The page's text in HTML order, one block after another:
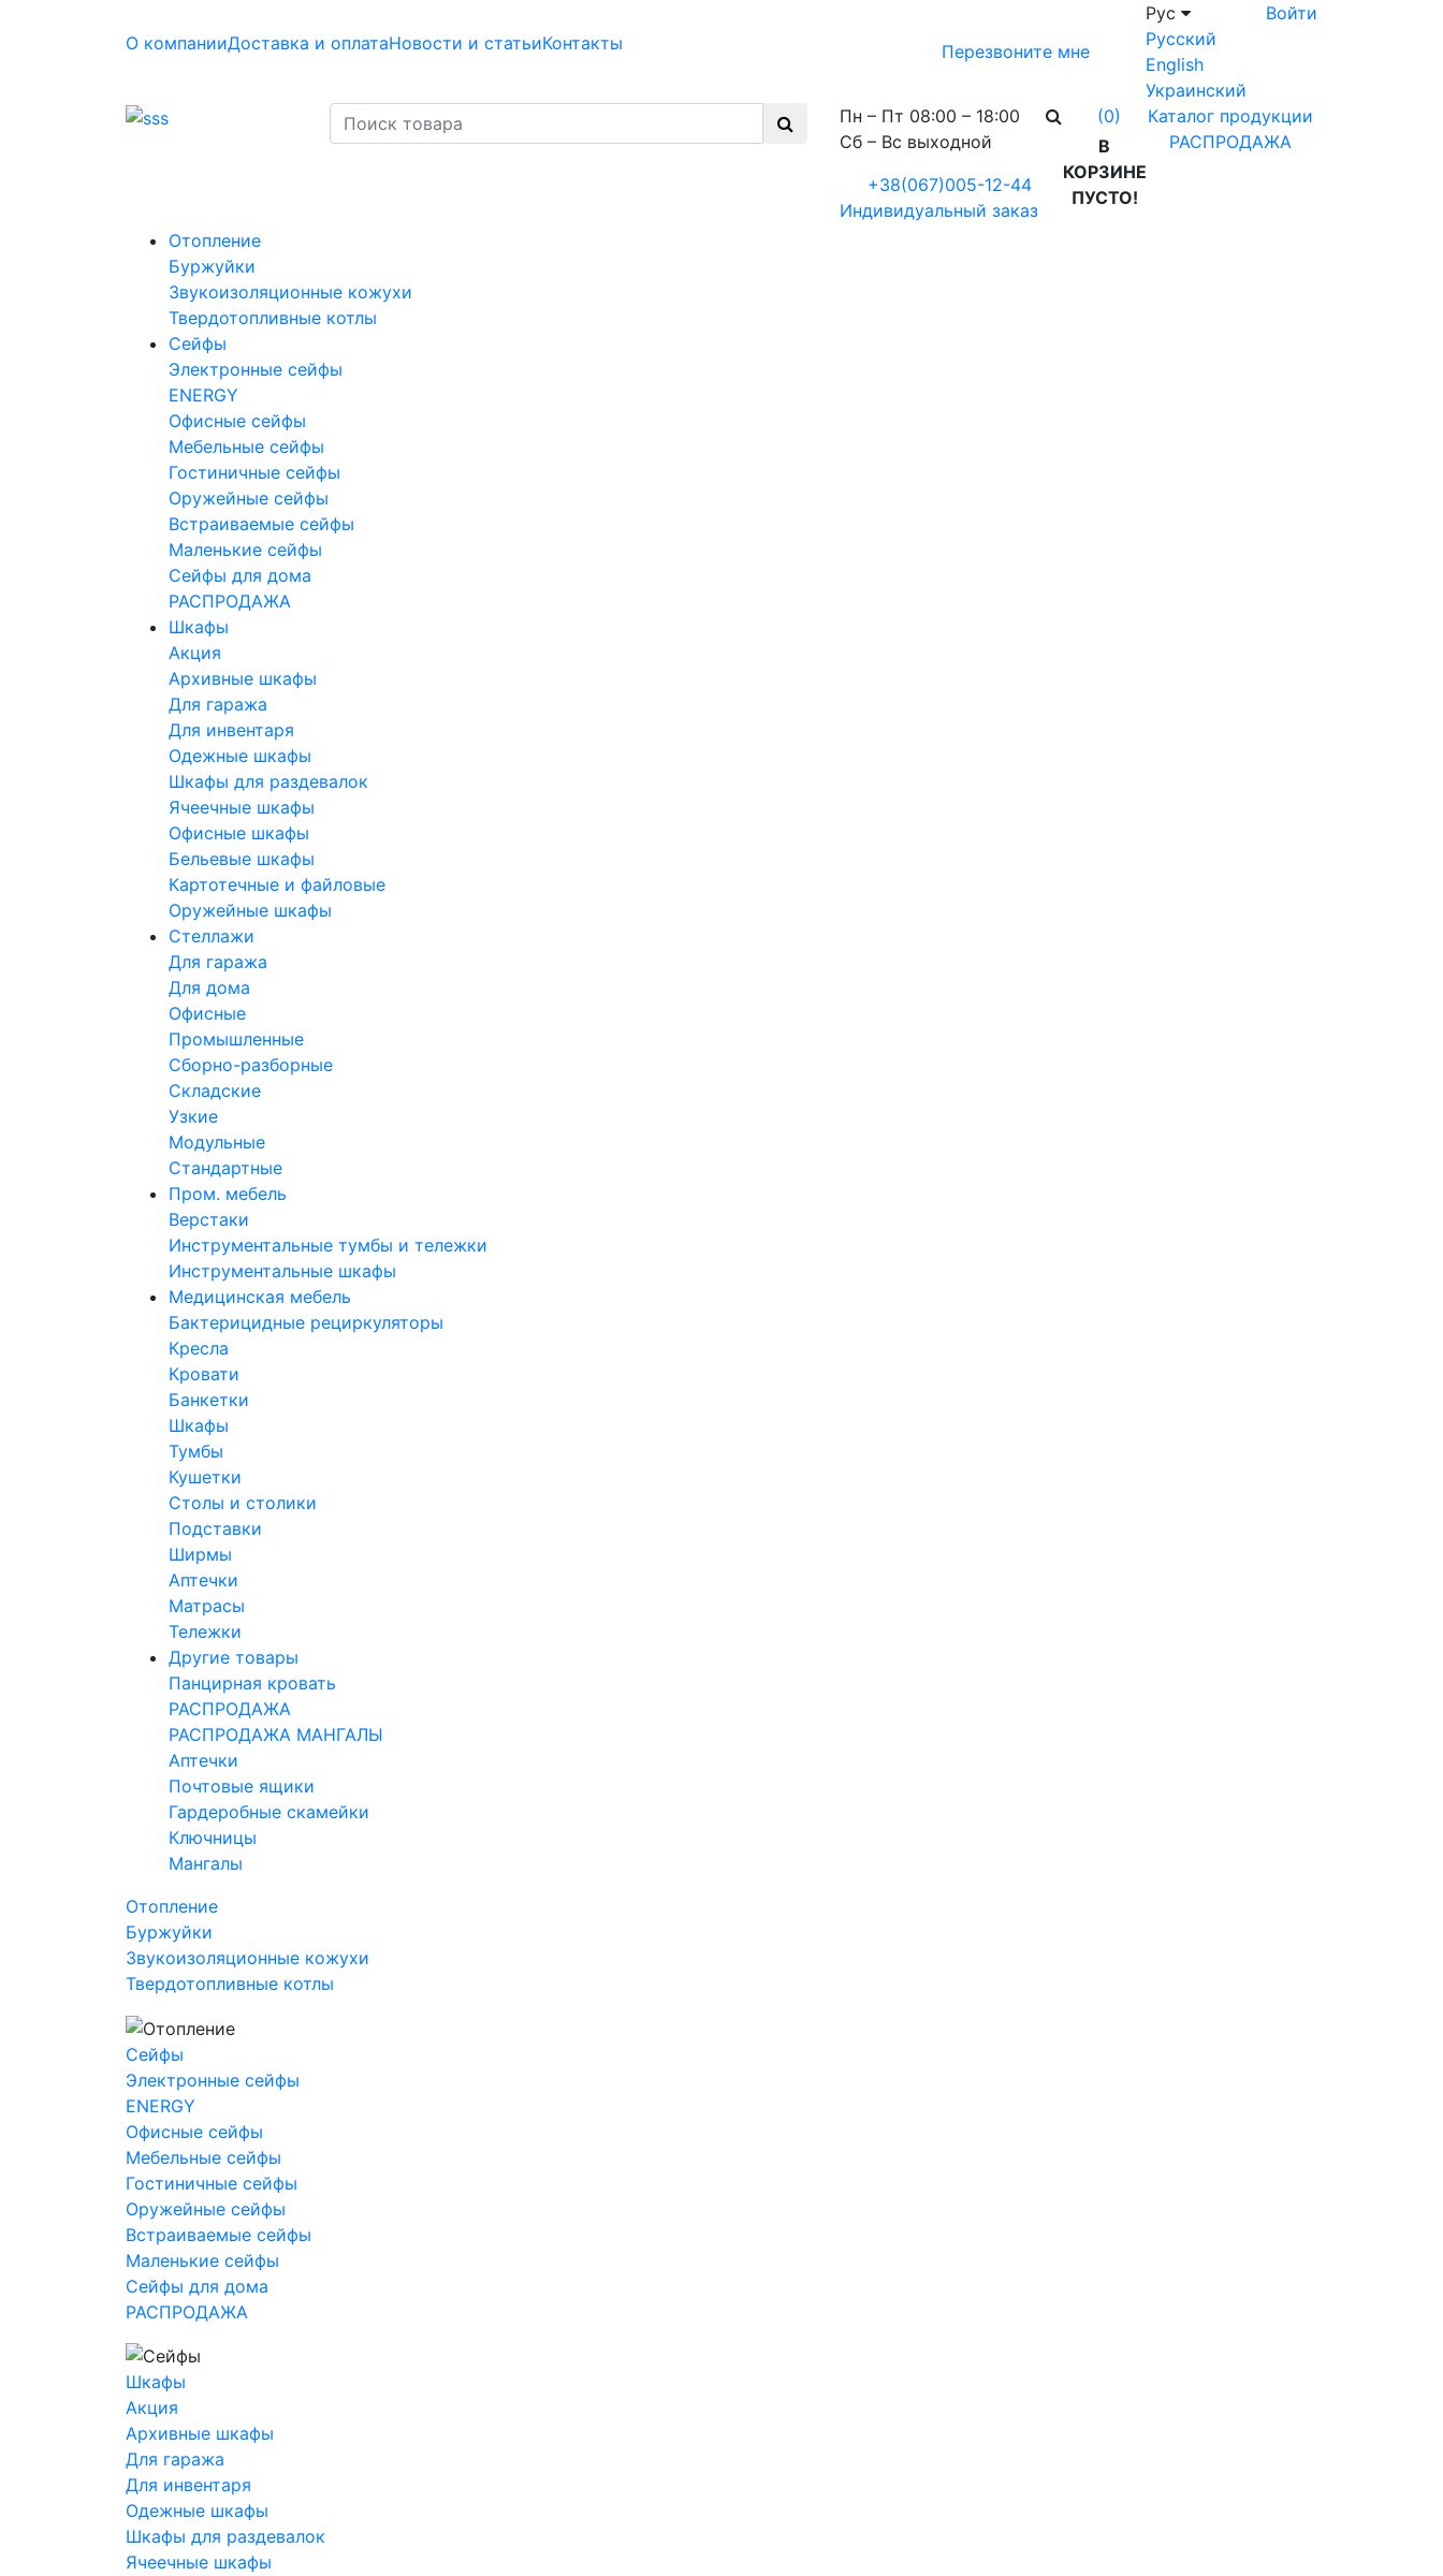
О компанииДоставка и оплатаНовости и статьиКонтакты Перезвоните мне
Рус
Русский
English
Украинский
Войти
Пн – Пт 08:00 – 18:00
Сб – Вс выходной
+38(067)005-12-44
Индивидуальный заказ
(0)
В
КОРЗИНЕ
ПУСТО!
Каталог продукции
РАСПРОДАЖА
Отопление
Буржуйки
Звукоизоляционные кожухи
Твердотопливные котлы
Сейфы
Электронные сейфы
ENERGY
Офисные сейфы
Мебельные сейфы
Гостиничные сейфы
Оружейные сейфы
Встраиваемые сейфы
Маленькие сейфы
Сейфы для дома
РАСПРОДАЖА
Шкафы
Акция
Архивные шкафы
Для гаража
Для инвентаря
Одежные шкафы
Шкафы для раздевалок
Ячеечные шкафы
Офисные шкафы
Бельевые шкафы
Картотечные и файловые
Оружейные шкафы
Стеллажи
Для гаража
Для дома
Офисные
Промышленные
Сборно-разборные
Складские
Узкие
Модульные
Стандартные
Пром. мебель
Верстаки
Инструментальные тумбы и тележки
Инструментальные шкафы
Медицинская мебель
Бактерицидные рециркуляторы
Кресла
Кровати
Банкетки
Шкафы
Тумбы
Кушетки
Столы и столики
Подставки
Ширмы
Аптечки
Матрасы
Тележки
Другие товары
Панцирная кровать
РАСПРОДАЖА
РАСПРОДАЖА МАНГАЛЫ
Аптечки
Почтовые ящики
Гардеробные скамейки
Ключницы
Мангалы
Отопление
Буржуйки
Звукоизоляционные кожухи
Твердотопливные котлы
Сейфы
Электронные сейфы
ENERGY
Офисные сейфы
Мебельные сейфы
Гостиничные сейфы
Оружейные сейфы
Встраиваемые сейфы
Маленькие сейфы
Сейфы для дома
РАСПРОДАЖА
Шкафы
Акция
Архивные шкафы
Для гаража
Для инвентаря
Одежные шкафы
Шкафы для раздевалок
Ячеечные шкафы